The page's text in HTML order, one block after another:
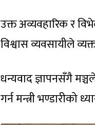
उक्त अव्यवहारिक र
विश्वास व्यवसायीले
धन्यवाद ज्ञापनसँगै
गर्न मन्त्री भण्डारीको